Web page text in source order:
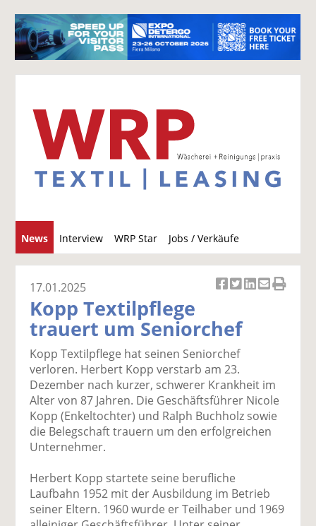
News Interview WRP Star Jobs / Verkäufe
u
c
k
el
a
uf
F
ac
e
b
o
k
te
il
k
el
t
wi
tt
er
n
uf
Li
n
k
e
te
il
e
er
E
m
ai
l
se
n
d
ck
e
n
17.01.2025
Kopp Textilpflege
trauert um Seniorchef
Kopp Textilpflege hat seinen Seniorchef
verloren. Herbert Kopp verstarb am 23.
Dezember nach kurzer, schwerer Krankheit im
Alter von 87 Jahren. Die Geschäftsführer Nicole
Kopp (Enkeltochter) und Ralph Buchholz sowie
die Belegschaft trauern um den erfolgreichen
Unternehmer.
Herbert Kopp startete seine berufliche
Laufbahn 1952 mit der Ausbildung im Betrieb
seiner Eltern. 1960 wurde er Teilhaber und 1969